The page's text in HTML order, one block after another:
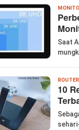
Saat
ROUTER
10